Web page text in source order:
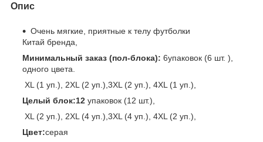
Опис
Очень мягкие, приятные к телу футболки
Китай бренда,
Минимальный заказ (пол-блока): 6упаковок (6 шт. ),
одного цвета.
XL (1 уп.), 2XL (2 уп.),3XL (2 уп.), 4XL (1 уп.),
Целый блок:12 упаковок (12 шт.),
XL (2 уп.), 2XL (4 уп.),3XL (4 уп.), 4XL (2 уп.),
Цвет:серая